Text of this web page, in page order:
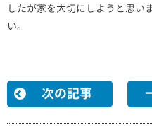
したが家を大切にしようと思い
い。
次の記事